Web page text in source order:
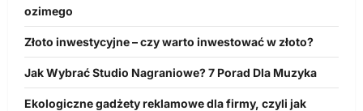
ozimego
Złoto inwestycyjne – czy warto inwestować w złoto?
Jak Wybrać Studio Nagraniowe? 7 Porad Dla Muzyka
Ekologiczne gadżety reklamowe dla firmy, czyli jak